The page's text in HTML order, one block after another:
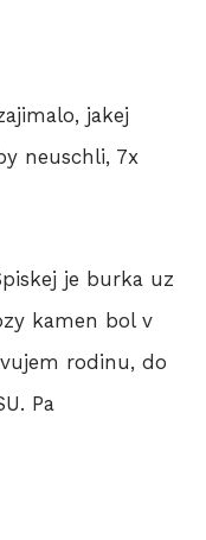
jakej
neuschli, 7x
je burka uz
kamen bol v
rodinu, do
Pa